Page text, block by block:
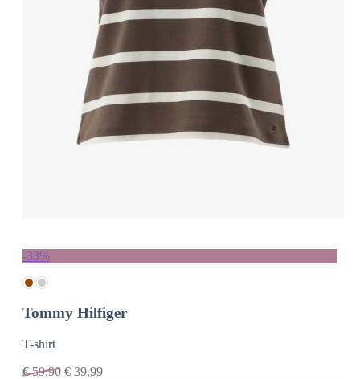
-33%
Tommy Hilfiger
T-shirt
€59,90 € 39,99